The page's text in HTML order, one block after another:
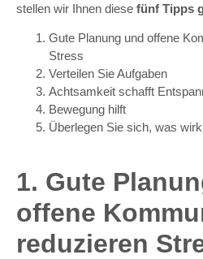
stellen wir Ihnen diese fünf Tipps
Gute Planung und offene
Stress
Verteilen Sie Aufgaben
Achtsamkeit schafft
Bewegung hilft
Überlegen Sie sich, was
1. Gute
offene
reduzieren